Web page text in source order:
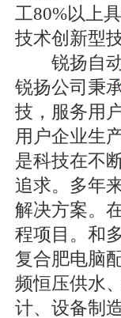
工80%以上
技术创新型
锐扬自
锐扬公司秉
技，服务用
用户企业生
是科技在不
追求。多年
解决方案。
程项目。和
复合肥电脑
频恒压供水
计、设备制